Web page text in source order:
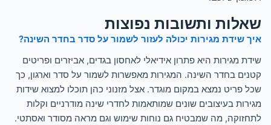
שאלות ותשובות נפוצות
איך שידת מגירות יכולה לעזור לשמור על סדר בחדר השינה?
שידת מגירות היא פתרון אידיאלי לאחסון בגדים, אביזרים ופריטים
קטנים בחדר השינה. המגירות מאפשרות לשמור על סדר וארגון, כך
שכל פריט נמצא במקום מוגדר. אצל מזנוני כהן תוכלו למצוא שידות
מגירות בעיצובים שונים שמותאמות לחדרי שינה מודרניים וקלות
לתחזוקה, מה שמבטיח גם נוחות שימוש וגם מראה מסודר ואסתטי.